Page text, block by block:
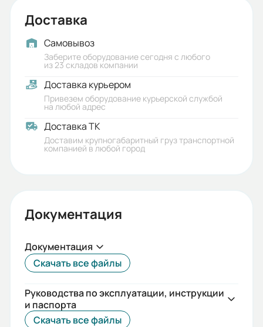
2.7
Габариты (ШхВхГ, м):
0.33x0.144x0.245
Доставка
Самовывоз
Заберите оборудование сегодня с любого
из 23 складов компании
Доставка курьером
Привезем оборудование курьерской службой
на любой адрес
Доставка ТК
Доставим крупногабаритный груз транспортной
компанией в любой город
Документация
Документация
Скачать все файлы
Руководства по эксплуатации, инструкции
и паспорта
Скачать все файлы